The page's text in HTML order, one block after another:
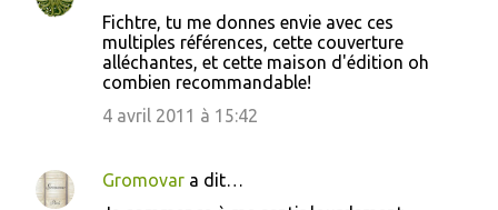
Fichtre, tu me donnes envie avec ces
multiples références, cette couverture
alléchantes, et cette maison d'édition oh
combien recommandable!
4 avril 2011 à 15:42
Gromovar a dit…